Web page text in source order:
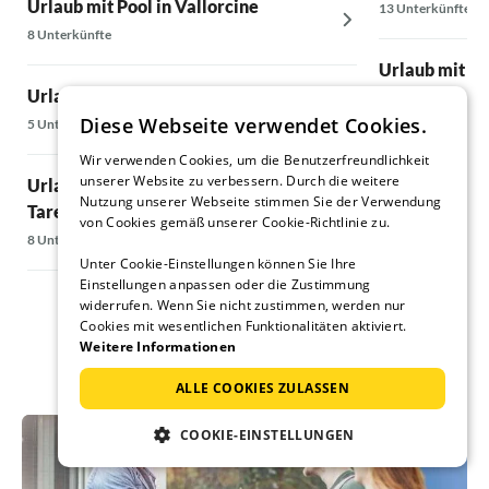
Urlaub mit Pool in Vallorcine
8 Unterkünfte
Urlaub mit Pool in Megève
5 Unterkünfte
Urlaub mit Pool in Sainte-Foy-
Tarentaise
8 Unterkünfte
13 Unterkünfte
Urlaub mit
Urlaub mit
10 Unterkünfte
Diese Webseite verwendet Cookies.
Wir verwenden Cookies, um die Benutzerfreundlichkeit
unserer Website zu verbessern. Durch die weitere
Nutzung unserer Webseite stimmen Sie der Verwendung
von Cookies gemäß unserer Cookie-Richtlinie zu.
Unter Cookie-Einstellungen können Sie Ihre
Einstellungen anpassen oder die Zustimmung
widerrufen. Wenn Sie nicht zustimmen, werden nur
Cookies mit wesentlichen Funktionalitäten aktiviert.
Weitere Informationen
ALLE COOKIES ZULASSEN
COOKIE-EINSTELLUNGEN